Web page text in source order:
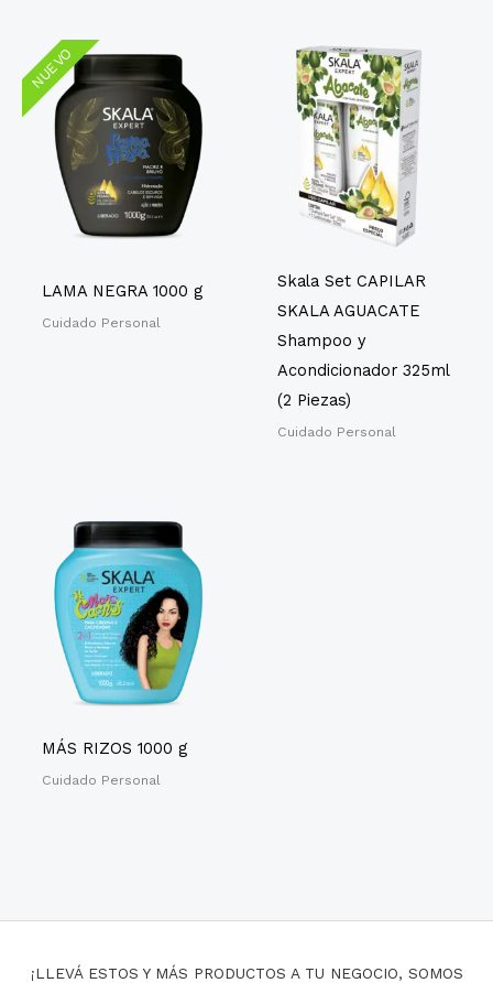
NUEVO
NUEVO
LAMA NEGRA 1000 g
Cuidado Personal
Skala Set CAPILAR
SKALA AGUACATE
Shampoo y
Acondicionador 325ml
(2 Piezas)
Cuidado Personal
MÁS RIZOS 1000 g
Cuidado Personal
¡LLEVÁ ESTOS Y MÁS PRODUCTOS A TU NEGOCIO, SOMOS